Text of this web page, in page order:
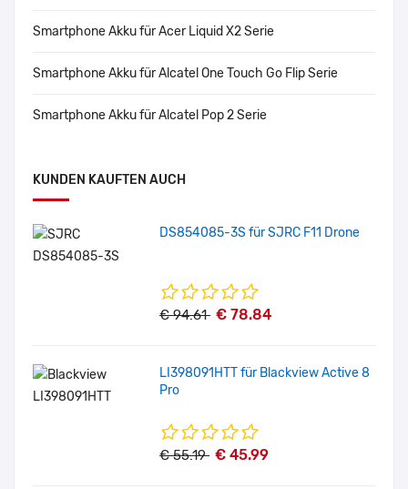
Smartphone Akku für Acer Liquid X2 Serie
Smartphone Akku für Alcatel One Touch Go Flip Serie
Smartphone Akku für Alcatel Pop 2 Serie
KUNDEN KAUFTEN AUCH
DS854085-3S für SJRC F11 Drone
€ 94.61 € 78.84
LI398091HTT für Blackview Active 8
Pro
€ 55.19 € 45.99